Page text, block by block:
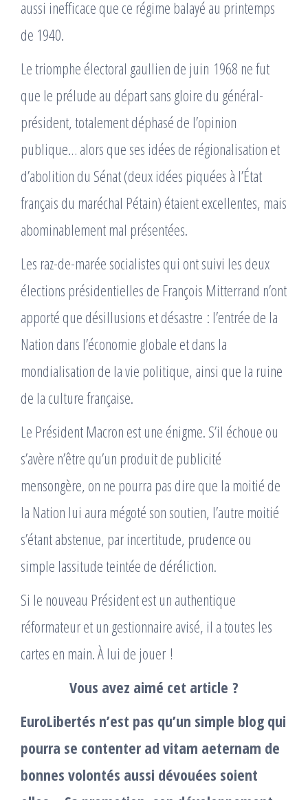
aussi inefficace que ce régime balayé au printemps
de 1940.
Le triomphe électoral gaullien de juin 1968 ne fut
que le prélude au départ sans gloire du général-
président, totalement déphasé de l’opinion
publique… alors que ses idées de régionalisation et
d’abolition du Sénat (deux idées piquées à l’État
français du maréchal Pétain) étaient excellentes, mais
abominablement mal présentées.
Les raz-de-marée socialistes qui ont suivi les deux
élections présidentielles de François Mitterrand n’ont
apporté que désillusions et désastre : l’entrée de la
Nation dans l’économie globale et dans la
mondialisation de la vie politique, ainsi que la ruine
de la culture française.
Le Président Macron est une énigme. S’il échoue ou
s’avère n’être qu’un produit de publicité
mensongère, on ne pourra pas dire que la moitié de
la Nation lui aura mégoté son soutien, l’autre moitié
s’étant abstenue, par incertitude, prudence ou
simple lassitude teintée de déréliction.
Si le nouveau Président est un authentique
réformateur et un gestionnaire avisé, il a toutes les
cartes en main. À lui de jouer !
Vous avez aimé cet article ?
EuroLibertés n’est pas qu’un simple blog qui
pourra se contenter ad vitam aeternam de
bonnes volontés aussi dévouées soient